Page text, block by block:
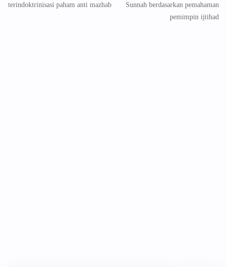
terindoktrinisasi paham anti mazhab
Sunnah berdasarkan pemahaman
pemimpin ijtihad